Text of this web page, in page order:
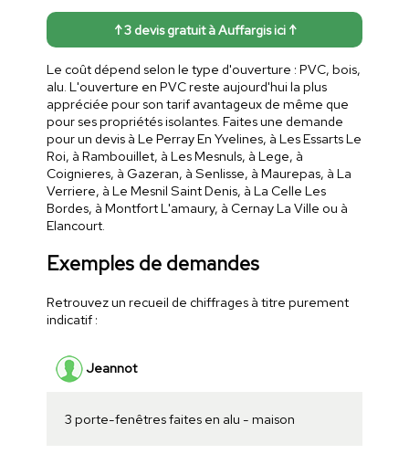
↑ 3 devis gratuit à Auffargis ici ↑
Le coût dépend selon le type d'ouverture : PVC, bois,
alu. L'ouverture en PVC reste aujourd'hui la plus
appréciée pour son tarif avantageux de même que
pour ses propriétés isolantes. Faites une demande
pour un devis à Le Perray En Yvelines, à Les Essarts Le
Roi, à Rambouillet, à Les Mesnuls, à Lege, à
Coignieres, à Gazeran, à Senlisse, à Maurepas, à La
Verriere, à Le Mesnil Saint Denis, à La Celle Les
Bordes, à Montfort L'amaury, à Cernay La Ville ou à
Elancourt.
Exemples de demandes
Retrouvez un recueil de chiffrages à titre purement
indicatif :
Jeannot
3 porte-fenêtres faites en alu - maison